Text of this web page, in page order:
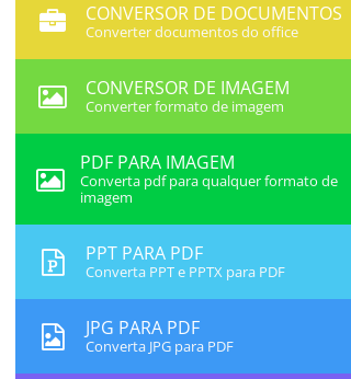
CONVERSOR DE DOCUMENTOS
Converter documentos do office
CONVERSOR DE IMAGEM
Converter formato de imagem
PDF PARA IMAGEM
Converta pdf para qualquer formato de
imagem
PPT PARA PDF
Converta PPT e PPTX para PDF
JPG PARA PDF
Converta JPG para PDF